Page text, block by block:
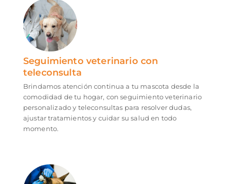
Seguimiento veterinario con
teleconsulta
Brindamos atención continua a tu mascota desde la
comodidad de tu hogar, con seguimiento veterinario
personalizado y teleconsultas para resolver dudas,
ajustar tratamientos y cuidar su salud en todo
momento.